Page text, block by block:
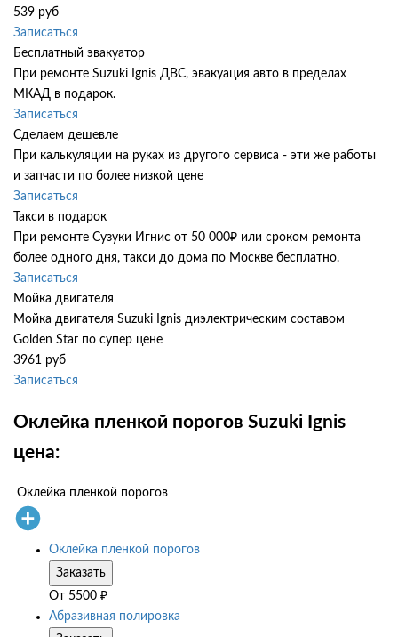
539 руб
Записаться
Бесплатный эвакуатор
При ремонте Suzuki Ignis ДВС, эвакуация авто в пределах
МКАД в подарок.
Записаться
Сделаем дешевле
При калькуляции на руках из другого сервиса - эти же работы
и запчасти по более низкой цене
Записаться
Такси в подарок
При ремонте Сузуки Игнис от 50 000₽ или сроком ремонта
более одного дня, такси до дома по Москве бесплатно.
Записаться
Мойка двигателя
Мойка двигателя Suzuki Ignis диэлектрическим составом
Golden Star по супер цене
3961 руб
Записаться
Оклейка пленкой порогов Suzuki Ignis
цена:
Оклейка пленкой порогов
Оклейка пленкой порогов
Заказать
От 5500 ₽
Абразивная полировка